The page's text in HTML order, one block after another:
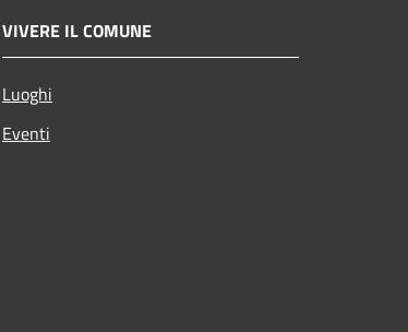
VIVERE IL COMUNE
Luoghi
Eventi